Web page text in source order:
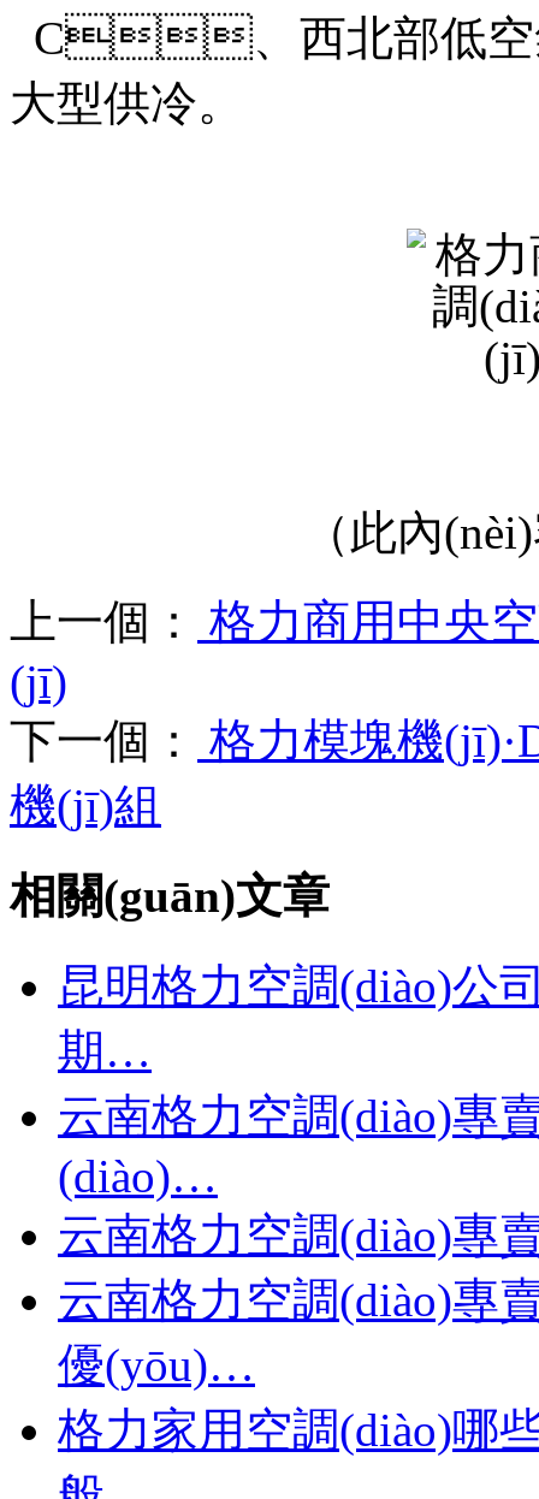
C、西北部低空氣
大型供冷。
（此內
上一個：
格力商用中央
(jī)
下一個：
格力模塊機
機(jī)組
相關(guān)文章
昆明格力空調(diào)公
期…
云南格力空調(diào)專
(diào)…
云南格力空調(diào)專
云南格力空調(diào)專
優(yōu)…
格力家用空調(diào)哪